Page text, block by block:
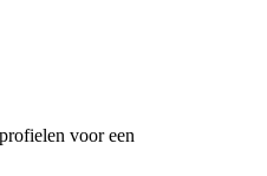
voor een